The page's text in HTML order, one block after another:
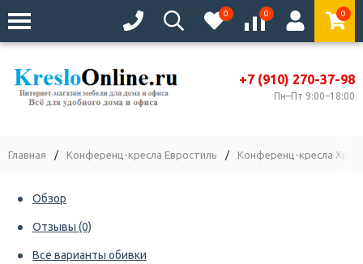
0 0 0
+7 (910) 270-37-98
Пн–Пт 9:00–18:00
Главная / Конференц-кресла Евростиль / Конференц-кресла Хром
Обзор
Отзывы (0)
Все варианты обивки